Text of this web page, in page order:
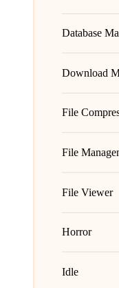
Database
Download
File
File
File Viewer
Horror
Idle